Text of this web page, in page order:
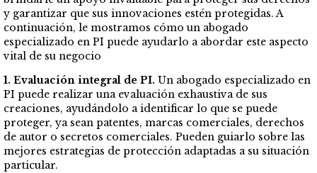
y garantizar que sus innovaciones estén protegidas. A
continuación, le mostramos cómo un abogado
especializado en PI puede ayudarlo a abordar este aspecto
vital de su negocio
1. Evaluación integral de PI. Un abogado especializado en
PI puede realizar una evaluación exhaustiva de sus
creaciones, ayudándolo a identificar lo que se puede
proteger, ya sean patentes, marcas comerciales, derechos
de autor o secretos comerciales. Pueden guiarlo sobre las
mejores estrategias de protección adaptadas a su situación
particular.